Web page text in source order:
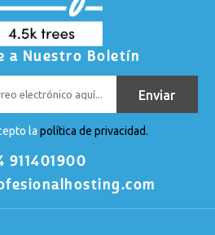
a Nuestro Boletín
la política de privacidad.
911401900